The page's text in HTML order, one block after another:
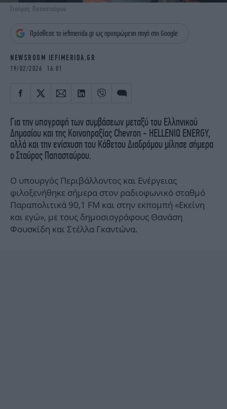
iBOOKS
ΖΩΔΙΑ
MEDIA
ELAMEFORA
NEWSLETTER
Σταύρος Παπασταύρου
Πρόσθεσε το iefimerida.gr ως προτιμώμενη πηγή στη Google
NEWSROOM IEFIMERIDA.GR
19/02/2026 16:01
Για την υπογραφή των συμβάσεων μεταξύ του Ελληνικού
Δημοσίου και της Κοινοπραξίας Chevron - HELLENIQ ENERGY,
αλλά και την ενίσχυση του Κάθετου Διαδρόμου μίλησε σήμερα
ο Σταύρος Παπασταύρου.
Ο υπουργός Περιβάλλοντος και Ενέργειας
φιλοξενήθηκε σήμερα στον ραδιοφωνικό σταθμό
Παραπολιτικά 90,1 FM και στην εκπομπή «Εκείνη
και εγώ», με τους δημοσιογράφους Θανάση
Φουσκίδη και Στέλλα Γκαντώνα.